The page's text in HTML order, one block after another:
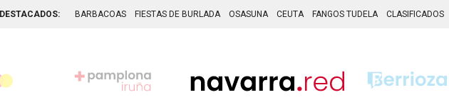
DESTACADOS: BARBACOAS FIESTAS DE BURLADA OSASUNA CEUTA FANGOS TUDELA CLASIFICADOS